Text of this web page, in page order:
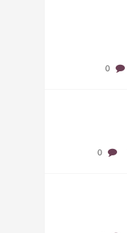
0
0